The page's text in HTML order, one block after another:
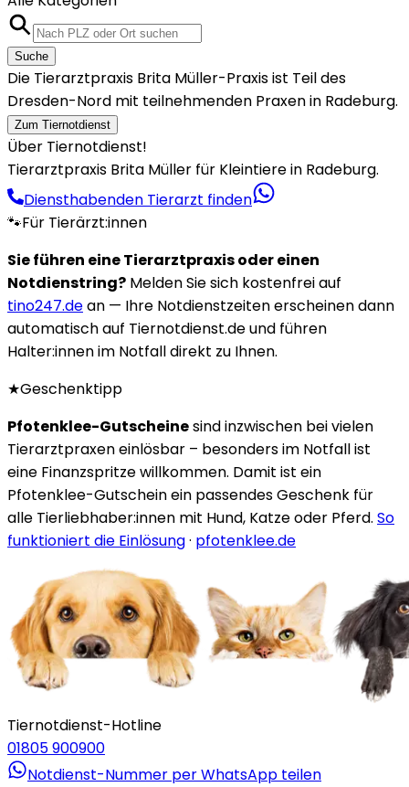
Suche
Die Tierarztpraxis Brita Müller-Praxis ist Teil des
Dresden-Nord mit teilnehmenden Praxen in Radeburg.
Zum Tiernotdienst
Über Tiernotdienst!
Tierarztpraxis Brita Müller für Kleintiere in Radeburg.
Diensthabenden Tierarzt finden
🐾Für Tierärzt:innen
Sie führen eine Tierarztpraxis oder einen
Notdienstring? Melden Sie sich kostenfrei auf
tino247.dean — Ihre Notdienstzeiten erscheinen dann
automatisch auf Tiernotdienst.de und führen
Halter:innen im Notfall direkt zu Ihnen.
★Geschenktipp
Pfotenklee-Gutscheinesind inzwischen bei vielen
Tierarztpraxen einlösbar – besonders im Notfall ist
eine Finanzspritze willkommen. Damit ist ein
Pfotenklee-Gutschein ein passendes Geschenk für
alle Tierliebhaber:innen mit Hund, Katze oder Pferd. So
funktioniert die Einlösung· pfotenklee.de
Tiernotdienst-Hotline
01805 900900
Notdienst-Nummer per WhatsApp teilen